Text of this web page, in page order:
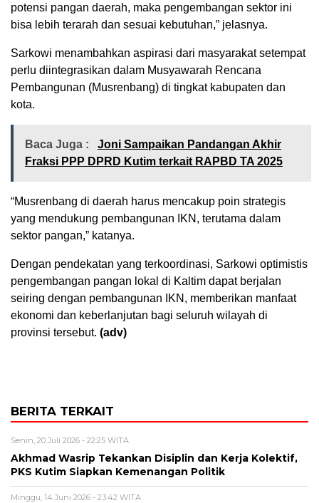
potensi pangan daerah, maka pengembangan sektor ini
bisa lebih terarah dan sesuai kebutuhan,” jelasnya.
Sarkowi menambahkan aspirasi dari masyarakat setempat
perlu diintegrasikan dalam Musyawarah Rencana
Pembangunan (Musrenbang) di tingkat kabupaten dan
kota.
Baca Juga :
Joni Sampaikan Pandangan Akhir
Fraksi PPP DPRD Kutim terkait RAPBD TA 2025
“Musrenbang di daerah harus mencakup poin strategis
yang mendukung pembangunan IKN, terutama dalam
sektor pangan,” katanya.
Dengan pendekatan yang terkoordinasi, Sarkowi optimistis
pengembangan pangan lokal di Kaltim dapat berjalan
seiring dengan pembangunan IKN, memberikan manfaat
ekonomi dan keberlanjutan bagi seluruh wilayah di
provinsi tersebut. (adv)
BERITA TERKAIT
Senin, 20 Juli 2026 - 22:25 WITA
Akhmad Wasrip Tekankan Disiplin dan Kerja Kolektif,
PKS Kutim Siapkan Kemenangan Politik
Minggu, 14 Juni 2026 - 23:42 WITA